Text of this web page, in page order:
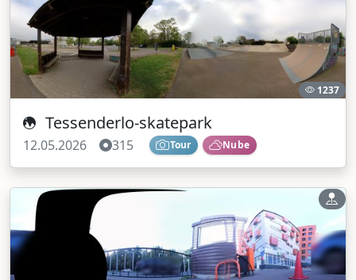
1237
Tessenderlo-skatepark
12.05.2026 315 Tour Nube